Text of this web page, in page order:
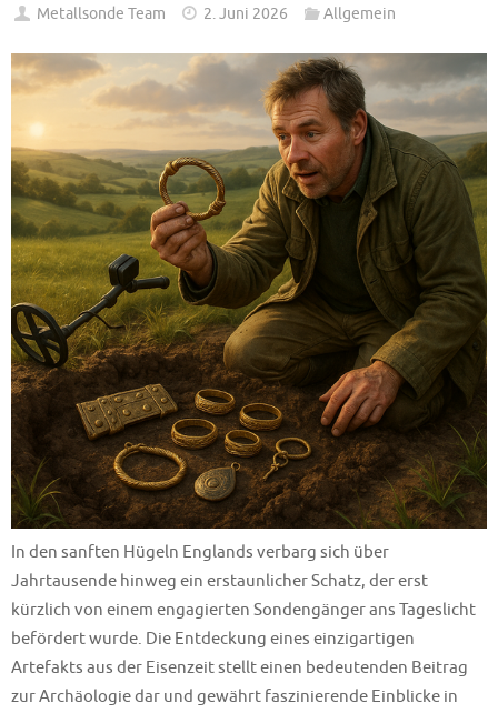
Metallsonde Team 2. Juni 2026 Allgemein
In den sanften Hügeln Englands verbarg sich über
Jahrtausende hinweg ein erstaunlicher Schatz, der erst
kürzlich von einem engagierten Sondengänger ans Tageslicht
befördert wurde. Die Entdeckung eines einzigartigen
Artefakts aus der Eisenzeit stellt einen bedeutenden Beitrag
zur Archäologie dar und gewährt faszinierende Einblicke in